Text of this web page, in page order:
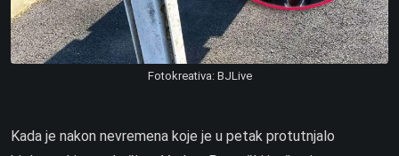
Fotokreativa: BJLive
Kada je nakon nevremena koje je u petak protutnjalo